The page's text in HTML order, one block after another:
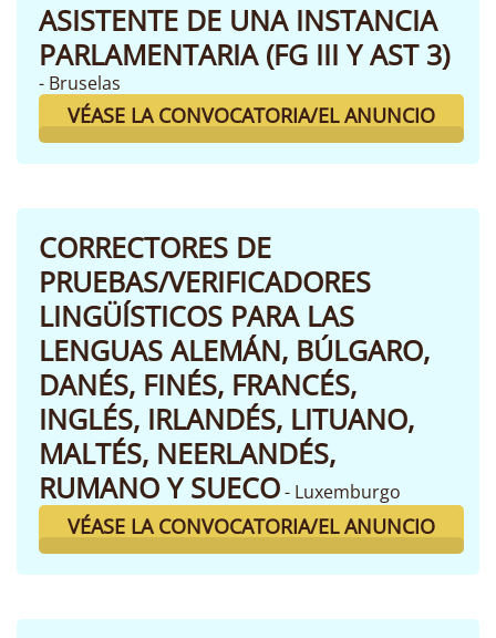
ASISTENTE DE UNA INSTANCIA
PARLAMENTARIA (FG III Y AST 3)
- Bruselas
VÉASE LA CONVOCATORIA/EL ANUNCIO
CORRECTORES DE
PRUEBAS/VERIFICADORES
LINGÜÍSTICOS PARA LAS
LENGUAS ALEMÁN, BÚLGARO,
DANÉS, FINÉS, FRANCÉS,
INGLÉS, IRLANDÉS, LITUANO,
MALTÉS, NEERLANDÉS,
RUMANO Y SUECO- Luxemburgo
VÉASE LA CONVOCATORIA/EL ANUNCIO